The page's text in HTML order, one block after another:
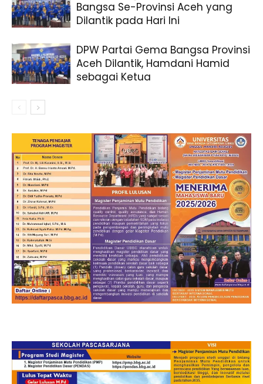
Bangsa Se-Provinsi Aceh yang
Dilantik pada Hari Ini
DPW Partai Gema Bangsa Provinsi
Aceh Dilantik, Hamdani Hamid
sebagai Ketua